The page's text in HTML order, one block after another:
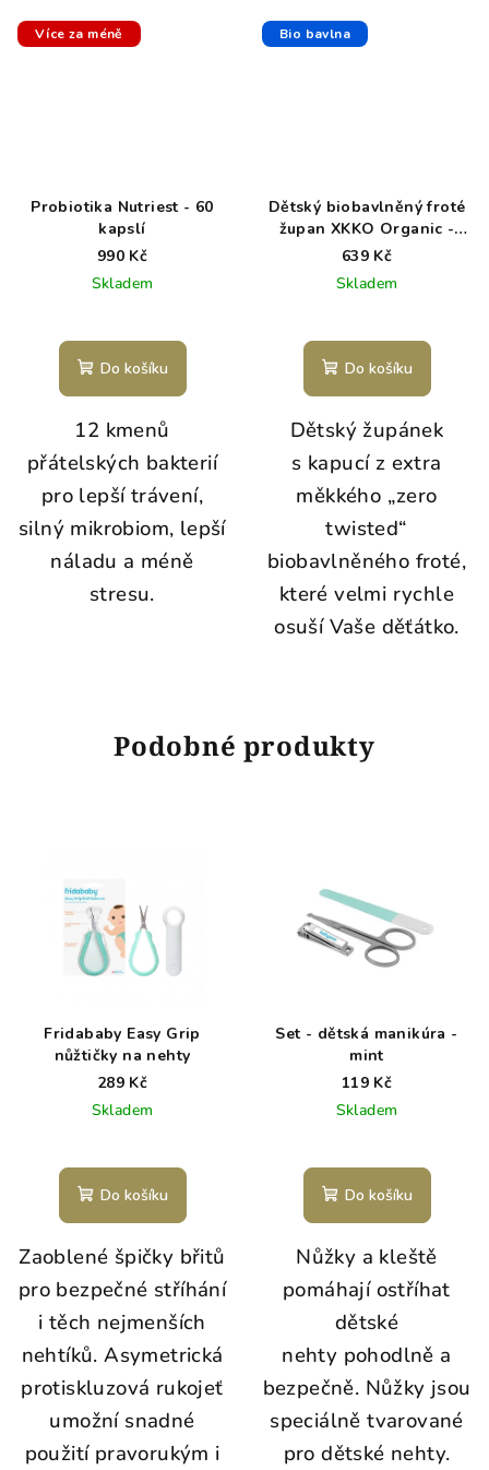
Více za méně
Probiotika Nutriest - 60
kapslí
990 Kč
Skladem
Do košíku
12 kmenů
přátelských bakterií
pro lepší trávení,
silný mikrobiom, lepší
náladu a méně
stresu.
Bio bavlna
Dětský biobavlněný froté
župan XKKO Organic -
Lavender Aura 12-24m
639 Kč
Skladem
Do košíku
Dětský župánek
s kapucí z extra
měkkého „zero
twisted“
biobavlněného froté,
které velmi rychle
osuší Vaše děťátko.
Podobné produkty
Fridababy Easy Grip
nůžtičky na nehty
289 Kč
Skladem
Do košíku
Zaoblené špičky břitů
pro bezpečné stříhání
i těch nejmenších
nehtíků. Asymetrická
protiskluzová rukojeť
umožní snadné
použití pravorukým i
Set - dětská manikúra -
mint
119 Kč
Skladem
Do košíku
Nůžky a kleště
pomáhají ostříhat
dětské
nehty pohodlně a
bezpečně. Nůžky jsou
speciálně tvarované
pro dětské nehty.